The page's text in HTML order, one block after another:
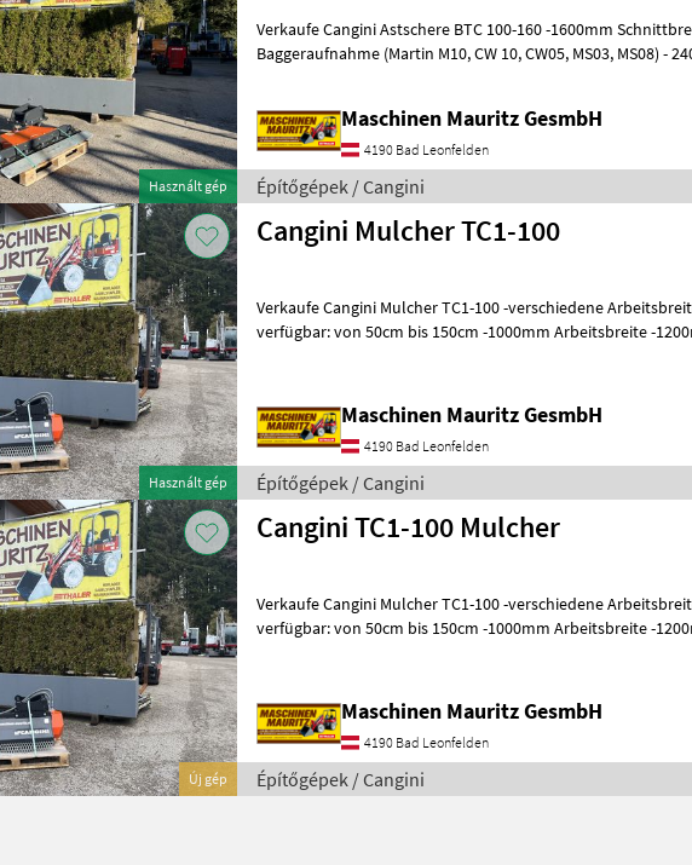
Használt gép
Verkaufe Cangini Astschere BTC 100-160 -1600mm Schnittbreite - inkl.
Baggeraufnahme (Martin M10, CW 10, CW05, MS03, MS08) - 240 KG
Maschinen Mauritz GesmbH
4190 Bad Leonfelden
Építőgépek / Cangini
Használt gép
Cangini Mulcher TC1-100
Verkaufe Cangini Mulcher TC1-100 -verschiedene Arbeitsbreiten
verfügbar: von 50cm bis 150cm -1000mm Arbeitsbreite -1200mm
Maschinen Mauritz GesmbH
4190 Bad Leonfelden
Építőgépek / Cangini
Új gép
Cangini TC1-100 Mulcher
Verkaufe Cangini Mulcher TC1-100 -verschiedene Arbeitsbreiten
verfügbar: von 50cm bis 150cm -1000mm Arbeitsbreite -1200mm
Maschinen Mauritz GesmbH
4190 Bad Leonfelden
Építőgépek / Cangini